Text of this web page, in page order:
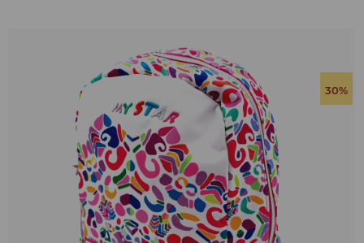
30%